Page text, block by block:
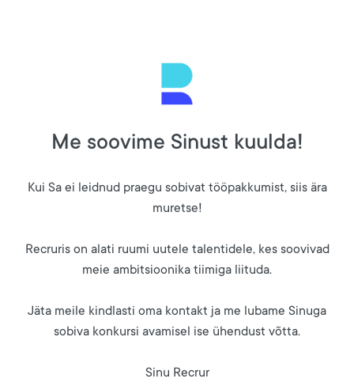
Me soovime Sinust kuulda!
Kui Sa ei leidnud praegu sobivat tööpakkumist, siis ära
muretse!
Recruris on alati ruumi uutele talentidele, kes soovivad
meie ambitsioonika tiimiga liituda.
Jäta meile kindlasti oma kontakt ja me lubame Sinuga
sobiva konkursi avamisel ise ühendust võtta.
Sinu Recrur